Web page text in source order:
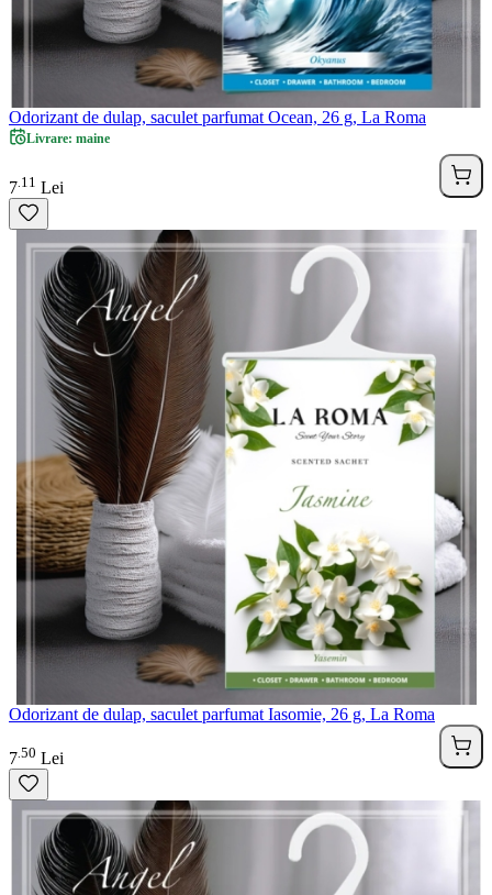
Odorizant de dulap, saculet parfumat Ocean, 26 g, La Roma
Livrare: maine
7 11 Lei
Odorizant de dulap, saculet parfumat Iasomie, 26 g, La Roma
7 50 Lei